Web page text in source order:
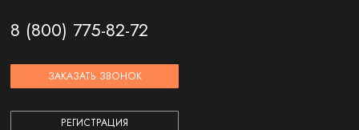
8 (800) 775-82-72
ЗАКАЗАТЬ ЗВОНОК
РЕГИСТРАЦИЯ